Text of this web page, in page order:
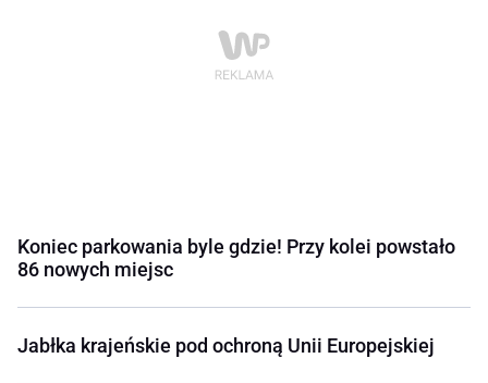
Koniec parkowania byle gdzie! Przy kolei powstało
86 nowych miejsc
Jabłka krajeńskie pod ochroną Unii Europejskiej